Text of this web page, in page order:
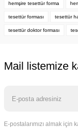
hemşire tesettür forma
tesettür forması tesettür
tesettür doktor forması
Mail listemize
E-postalarımızı almak